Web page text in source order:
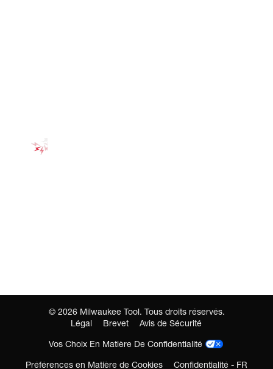
© 2026 Milwaukee Tool. Tous droits réservés.
Légal
Brevet
Avis de Sécurité
Vos Choix En Matière De Confidentialité
Préférences en Matière de Cookies
Confidentialité - FR